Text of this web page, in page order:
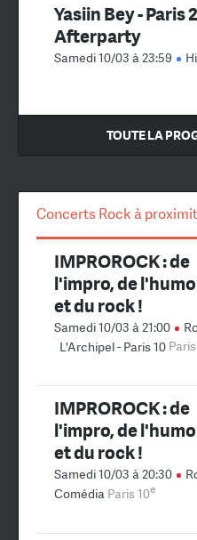
Yasiin Bey - Paris
Afterparty
Samedi 10/03 à 23:59
TOUTE LA
Concerts Rock à
IMPROROCK : de
l'impro, de
et du rock !
Samedi 10/03 à 21:00
L'Archipel - Paris 10
IMPROROCK : de
l'impro, de
et du rock !
Samedi 10/03 à 20:30
Comédia Paris 10e